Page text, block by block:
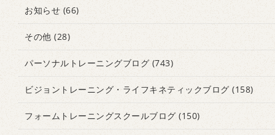
お知らせ (66)
その他 (28)
パーソナルトレーニングブログ(743)
ビジョントレーニング・ライフキネティックブログ (158)
フォームトレーニングスクールブログ (150)